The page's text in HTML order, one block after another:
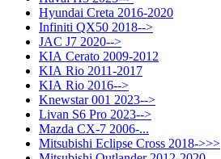
Hyundai Creta 2016-2020
Infiniti QX50 2018-->
JAC J7 2020-->
KIA Cerato 2009-2012
KIA Rio 2011-2017
KIA Rio 2016-->
Knewstar 001 2023-->
Livan S6 Pro 2023-->
Mazda CX-7 2006-...
Mitsubishi Eclipse Cross 2018->>>